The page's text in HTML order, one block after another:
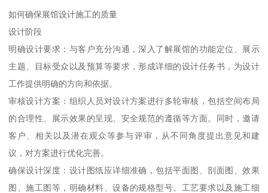
如何确保展馆设计施工的质量
设计阶段
明确设计要求：与客户充分沟通，深入了解展馆的功能定位、展示
主题、目标受众以及预算等要求，形成详细的设计任务书，为设计
工作提供明确的方向和依据。
审核设计方案：组织人员对设计方案进行多轮审核，包括空间布局
的合理性、展示效果的呈现、安全规范的遵循等方面。同时，邀请
客户、相关以及潜在观众等参与评审，从不同角度提出意见和建
议，对方案进行优化完善。
确保设计深度：设计图纸应详细准确，包括平面图、剖面图、效果
图、施工图等，明确材料、设备的规格型号、工艺要求以及施工细